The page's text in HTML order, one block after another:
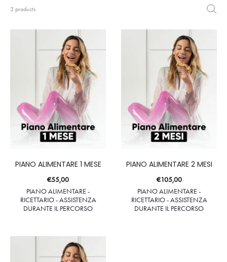
3 products
PIANO ALIMENTARE 1 MESE
€55,00
PIANO ALIMENTARE -
RICETTARIO - ASSISTENZA
DURANTE IL PERCORSO
PIANO ALIMENTARE 2 MESI
€105,00
PIANO ALIMENTARE -
RICETTARIO - ASSISTENZA
DURANTE IL PERCORSO